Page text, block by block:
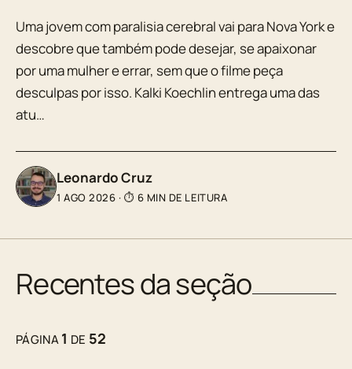
Uma jovem com paralisia cerebral vai para Nova York e
descobre que também pode desejar, se apaixonar
por uma mulher e errar, sem que o filme peça
desculpas por isso. Kalki Koechlin entrega uma das
atu…
Leonardo Cruz
1 AGO 2026 · ⏱ 6 MIN DE LEITURA
Recentes da seção
PÁGINA1 DE 52